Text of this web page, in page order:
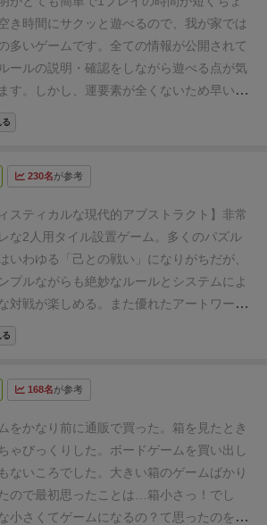
き時間にサクッと遊べるので、我が家では
多いゲームです。 全ての情報が公開されて
ールの説明・確認をしながら遊べる点が気
す。
しかし、運要素が全くないため早い段
読み切れる人が勝つゲームとなるので苦手
も多いですね。
るぐらいが丁度いいゲームだと思います。
230名が参考
スティカルな現代的アブストラクト】 非常
な2人用タイル設置ゲーム。多くのパズル
いわゆる「己との戦い」になりがちだが、
プルながらも絶妙なルールとシステムによ
対戦が楽しめる。
また優れたアートワーク
常に映える！対戦中はもちろん完成した形
に映えます。90年代のゲームなのでしばら
やすくなったので嬉しい限り。
要とする逸品だ。 場所も取らず短時間で終
い。
168名が参考
をかなり前に通販で買った。 箱を見たとき
ゃびっくりした。 ボードゲームを買い出し
ないころでした。 大きい箱のゲームばかり
ので最初思ったことは… 箱小さっ！でし
小さくてゲームになるの？て思ったのを思